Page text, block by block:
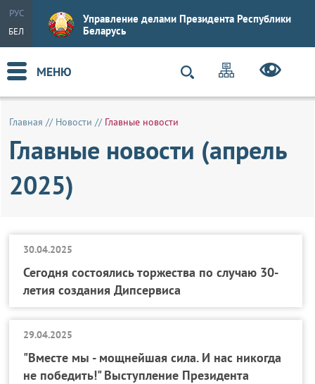
РУС
БЕЛ
Управление делами Президента Республики
Беларусь
МЕНЮ
Главная // Новости // Главные новости
Главные новости (апрель
2025)
30.04.2025
Сегодня состоялись торжества по случаю 30-
летия создания Дипсервиса
29.04.2025
"Вместе мы - мощнейшая сила. И нас никогда
не победить!" Выступление Президента